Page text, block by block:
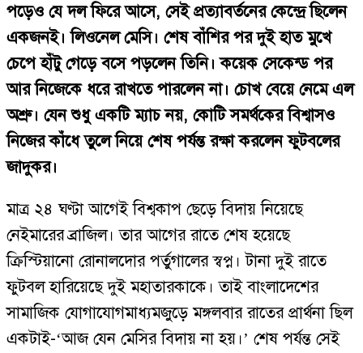
পড়েও যে দল ফিরে আসে, সেই প্রত্যাবর্তনের কেন্দ্রে ছিলেন
একজনই। লিওনেল মেসি। শেষ বাঁশির পর দুই হাত মুখে
চেপে হাঁটু গেড়ে বসে পড়লেন তিনি। কয়েক সেকেন্ড পর
আর নিজেকে ধরে রাখতে পারলেন না। চোখ বেয়ে নেমে এল
অশ্রু। যেন শুধু একটি ম্যাচ নয়, কোটি সমর্থকের বিশ্বাসও
নিজের কাঁধে তুলে নিয়ে শেষ পর্যন্ত রক্ষা করলেন ফুটবলের
জাদুকর।
মাত্র ২৪ ঘণ্টা আগেই বিশ্বকাপ ছেড়ে বিদায় নিয়েছে
নেইমারের ব্রাজিল। তার আগের রাতে শেষ হয়েছে
ক্রিস্টিয়ানো রোনালদোর পর্তুগালের স্বপ্ন। টানা দুই রাতে
ফুটবল হারিয়েছে দুই মহাতারকাকে। তাই বাংলাদেশের
সামাজিক যোগাযোগমাধ্যমজুড়ে মঙ্গলবার রাতের প্রার্থনা ছিল
একটাই-‘আজ যেন মেসির বিদায় না হয়।’ শেষ পর্যন্ত সেই